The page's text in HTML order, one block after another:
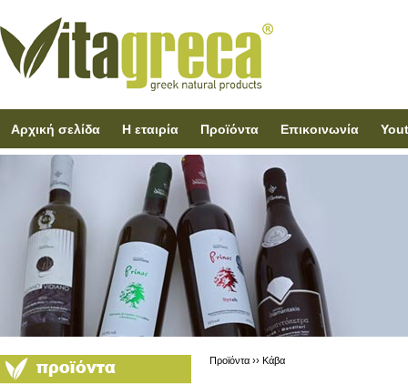
Αρχική σελίδα Η εταιρία Προϊόντα Επικοινωνία
Προϊόντα ›› Κάβα